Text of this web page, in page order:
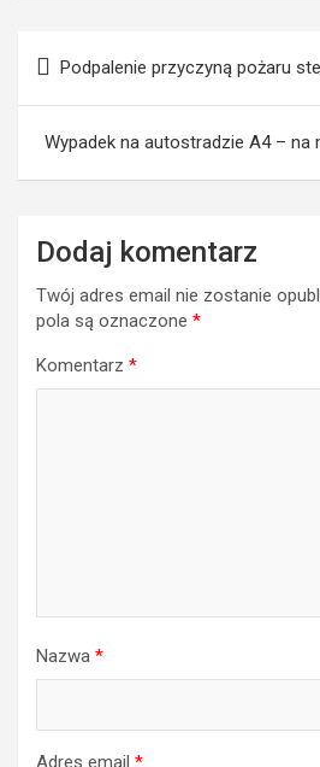
wpisu
Podpalenie przyczyną pożaru
Wypadek na autostradzie A4 – na
Dodaj komentarz
Twój adres email nie zostanie
pola są oznaczone *
Komentarz *
Nazwa *
Adres email *